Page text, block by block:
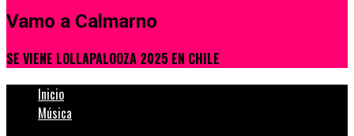
Vamo a Calmarno
SE VIENE LOLLAPALOOZA 2025 EN CHILE
Inicio
Música